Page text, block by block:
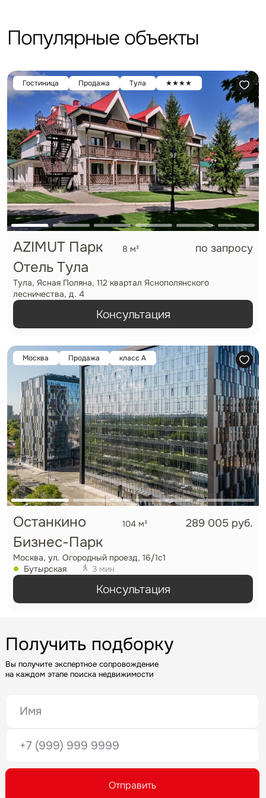
Популярные объекты
Гостиница Продажа Тула ★★★★
AZIMUT Парк
Отель Тула
8 м² по запросу
Тула, Ясная Поляна, 112 квартал Яснополянского
лесничества, д. 4
Консультация
Москва Продажа класс А
Останкино
Бизнес-Парк
104 м² 289 005 руб.
Москва, ул. Огородный проезд, 16/1с1
Бутырская
3 мин
Консультация
Получить подборку
Вы получите экспертное сопровождение
на каждом этапе поиска недвижимости
Это обязательное поле
Это обязательное поле
Отправить
Вопрос
Предложение
Это обязательное поле
Это обязательное поле
Это обязательное поле